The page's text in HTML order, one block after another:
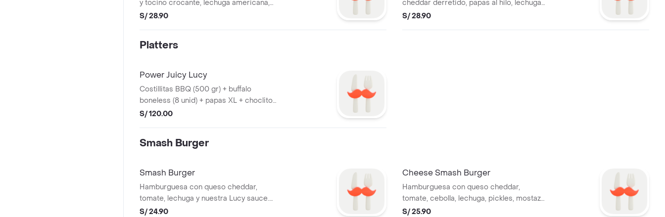
y tocino crocante, lechuga americana,
tomate, pepinillos encurtidos y salsa
S/ 28.90
cheddar derretido, papas al hilo, lechuga
americana y salsa golf.
S/ 28.90
Platters
Power Juicy Lucy
Costillitas BBQ (500 gr) + buffalo
boneless (8 unid) + papas XL + choclito
americano + coleslaw + onion rings (8
S/ 120.00
Smash Burger
Smash Burger
Hamburguesa con queso cheddar,
tomate, lechuga y nuestra Lucy sauce.
Incluye cebolla caramelizada.
S/ 24.90
Cheese Smash Burger
Hamburguesa con queso cheddar,
tomate, cebolla, lechuga, pickles, mostaza
y nuestra Lucy mayo.
S/ 25.90